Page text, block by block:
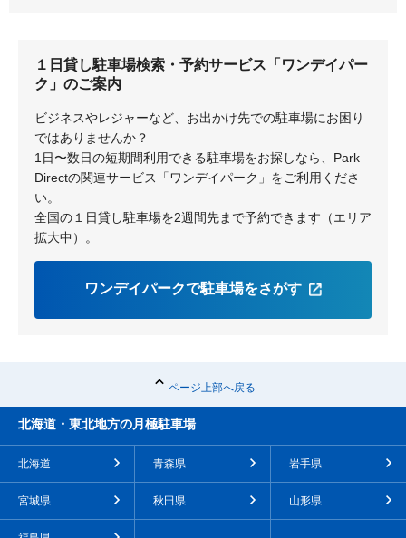
１日貸し駐車場検索・予約サービス「ワンデイパー
ク」のご案内
ビジネスやレジャーなど、お出かけ先での駐車場にお困り
ではありませんか？
1日〜数日の短期間利用できる駐車場をお探しなら、Park
Directの関連サービス「ワンデイパーク」をご利用くださ
い。
全国の１日貸し駐車場を2週間先まで予約できます（エリア
拡大中）。
ワンデイパークで駐車場をさがす
ページ上部へ戻る
北海道・東北地方の月極駐車場
北海道 青森県 岩手県
宮城県 秋田県 山形県